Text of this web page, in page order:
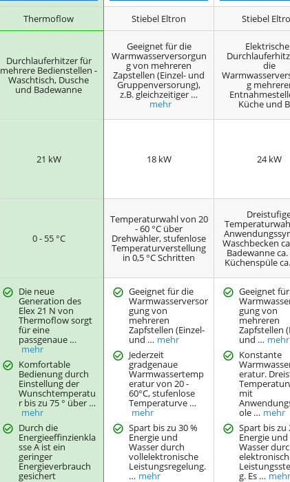
Thermoflow Stiebel Eltron Stiebel
Durchlauferhitzer für
mehrere Bedienstellen -
Waschtisch, Dusche
und Badewanne
Geeignet für die
Warmwasserversorgun
g von mehreren
Zapstellen (Einzel- und
Gruppenversorung),
z.B. gleichzeitiger …
mehr
die
g
Küche und
21 kW 18 kW 24 kW
0 - 55 °C
Temperaturwahl von 20
- 60 °C über
Drehwähler, stufenlose
Temperaturverstellung
in 0,5 °C Schritten
Waschbecken
Badewanne ca.
Küchenspüle
Die neue
Generation des
Elex 21 N von
Thermoflow sorgt
für eine
passgenaue …
mehr
Komfortable
Bedienung durch
Einstellung der
Wunschtemperatu
r bis zu 75 ° über …
mehr
Durch die
Energieeffinzienkla
sse A ist ein
geringer
Energieverbrauch
gesichert
Geeignet für die
Warmwasserversor
gung von
mehreren
Zapfstellen (Einzel-
und … mehr
Jederzeit
gradgenaue
Warmwassertemp
eratur von 20 -
60°C, stufenlose
Temperaturve …
mehr
Spart bis zu 30 %
Energie und
Wasser durch
vollelektronische
Leistungsregelung.
… mehr
Geeignet
gung von
mehreren
Zapfstellen
und … mehr
Konstante
eratur.
mit
ole … mehr
Spart bis zu
Energie und
Wasser
g. Es … mehr